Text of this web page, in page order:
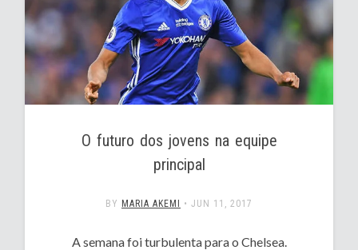
O futuro dos jovens na equipe
principal
BY MARIA AKEMI • JUN 11, 2017
A semana foi turbulenta para o Chelsea.